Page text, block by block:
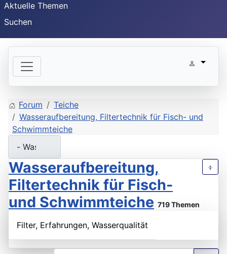
Aktuelle Themen
Suchen
Forum
Teiche
Wasseraufbereitung, Filtertechnik für Fisch- und
Schwimmteiche
Wasseraufbereitung,
Filtertechnik für Fisch-
und Schwimmteiche 719 Themen
Filter, Erfahrungen, Wasserqualität